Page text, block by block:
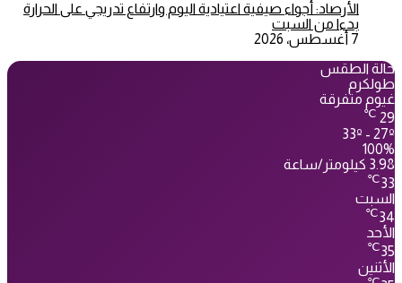
الأرصاد: أجواء صيفية اعتيادية اليوم وارتفاع تدريجي على الحرارة
بدءا من السبت
7 أغسطس، 2026
حالة الطقس
طولكرم
غيوم متفرقة
29
℃
33º - 27º
100%
3.98 كيلومتر/ساعة
33
℃
السبت
34
℃
الأحد
35
℃
الأثنين